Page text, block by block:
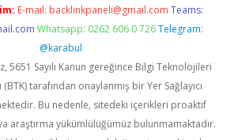
E-mail: backlinkpaneli@gmail.com Teams:
Whatsapp: 0262 606 0 726 Telegram:
@karabul
5651 Sayılı Kanun gereğince Bilgi Teknolojileri
tarafından onaylanmış bir Yer Sağlayıcı
Bu nedenle, sitedeki içerikleri proaktif
araştırma yükümlülüğümüz bulunmamaktadır.